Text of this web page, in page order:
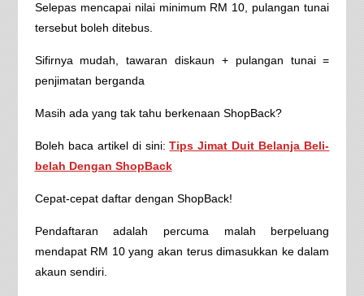
Selepas mencapai nilai minimum RM 10, pulangan tunai
tersebut boleh ditebus.
Sifirnya mudah, tawaran diskaun + pulangan tunai =
penjimatan berganda
Masih ada yang tak tahu berkenaan ShopBack?
Boleh baca artikel di sini:Tips Jimat Duit Belanja Beli-
belah Dengan ShopBack
Cepat-cepat daftar dengan ShopBack!
Pendaftaran adalah percuma malah berpeluang
mendapat RM 10 yang akan terus dimasukkan ke dalam
akaun sendiri.